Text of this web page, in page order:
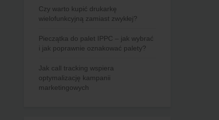
Czy warto kupić drukarkę
wielofunkcyjną zamiast zwykłej?
Pieczątka do palet IPPC – jak wybrać
i jak poprawnie oznakować palety?
Jak call tracking wspiera
optymalizację kampanii
marketingowych